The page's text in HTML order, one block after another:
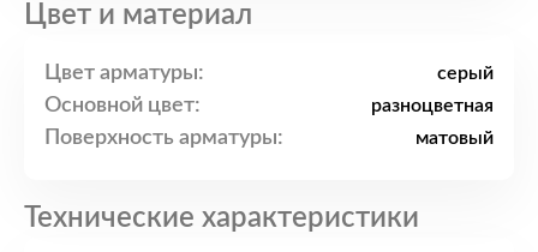
Цвет и материал
Цвет арматуры: серый
Основной цвет: разноцветная
Поверхность арматуры: матовый
Технические характеристики